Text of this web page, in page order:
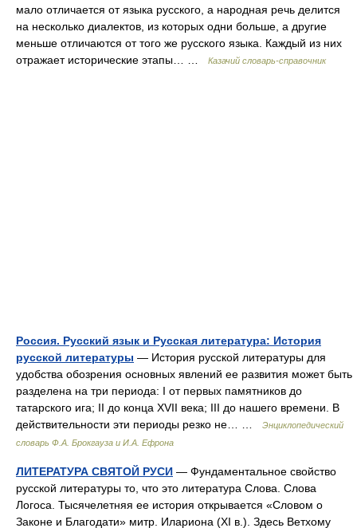
мало отличается от языка русского, а народная речь делится
на несколько диалектов, из которых одни больше, а другие
меньше отличаются от того же русского языка. Каждый из них
отражает исторические этапы… …
Казачий словарь-справочник
Россия. Русский язык и Русская литература: История
русской литературы — История русской литературы для
удобства обозрения основных явлений ее развития может быть
разделена на три периода: I от первых памятников до
татарского ига; II до конца XVII века; III до нашего времени. В
действительности эти периоды резко не… …
Энциклопедический
словарь Ф.А. Брокгауза и И.А. Ефрона
ЛИТЕРАТУРА СВЯТОЙ РУСИ — Фундаментальное свойство
русской литературы то, что это литература Слова. Слова
Логоса. Тысячелетняя ее история открывается «Словом о
Законе и Благодати» митр. Илариона (XI в.). Здесь Ветхому